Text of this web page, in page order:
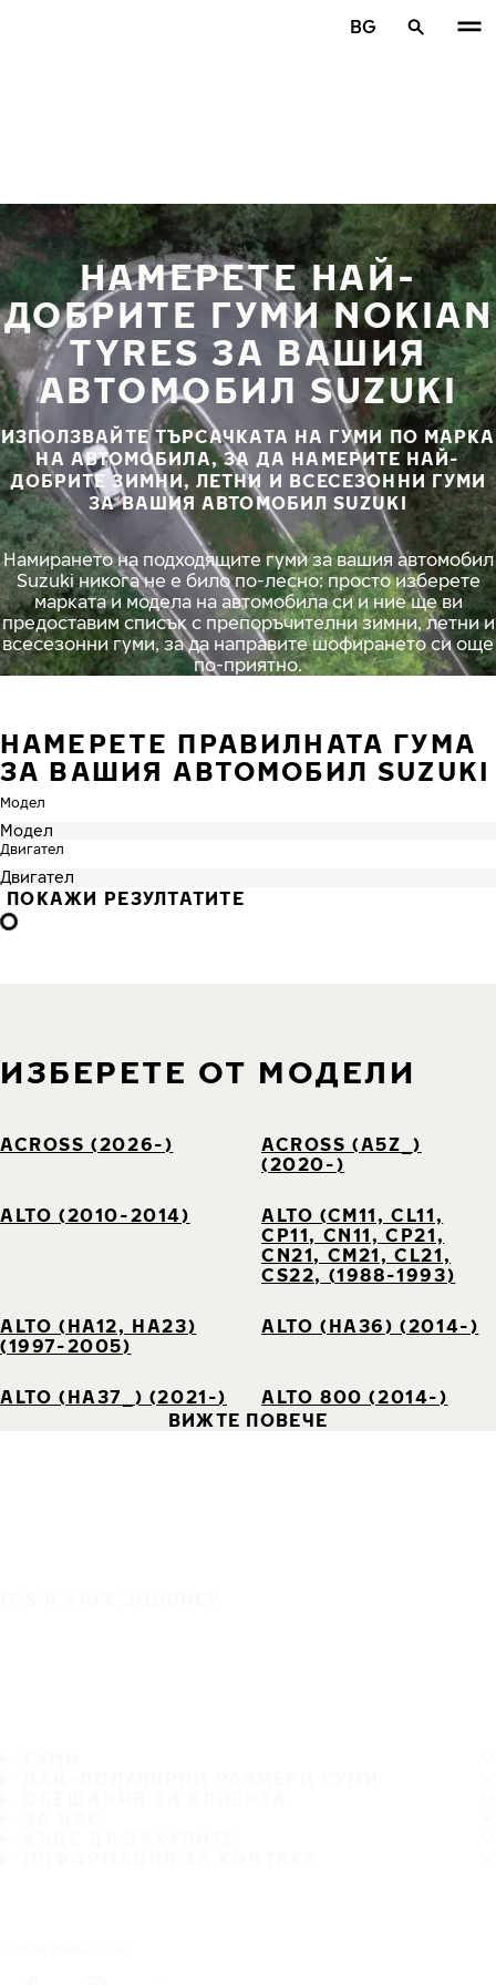
BG
НАМЕРЕТЕ НАЙ-
ДОБРИТЕ ГУМИ NOKIAN
TYRES ЗА ВАШИЯ
АВТОМОБИЛ SUZUKI
ИЗПОЛЗВАЙТЕ ТЪРСАЧКАТА НА ГУМИ ПО МАРКА
НА АВТОМОБИЛА, ЗА ДА НАМЕРИТЕ НАЙ-
ДОБРИТЕ ЗИМНИ, ЛЕТНИ И ВСЕСЕЗОННИ ГУМИ
ЗА ВАШИЯ АВТОМОБИЛ SUZUKI
Намирането на подходящите гуми за вашия автомобил
Suzuki никога не е било по-лесно: просто изберете
марката и модела на автомобила си и ние ще ви
предоставим списък с препоръчителни зимни, летни и
всесезонни гуми, за да направите шофирането си още
по-приятно.
НАМЕРЕТЕ ПРАВИЛНАТА ГУМА
ЗА ВАШИЯ АВТОМОБИЛ SUZUKI
Модел
Двигател
ПОКАЖИ РЕЗУЛТАТИТЕ
ИЗБЕРЕТЕ ОТ МОДЕЛИ
ACROSS (2026-)
ACROSS (A5Z_)
(2020-)
ALTO (2010-2014)
ALTO (CM11, CL11,
CP11, CN11, CP21,
CN21, CM21, CL21,
CS22, (1988-1993)
ALTO (HA12, HA23)
(1997-2005)
ALTO (HA36) (2014-)
ALTO (HA37_) (2021-)
ALTO 800 (2014-)
ВИЖТЕ ПОВЕЧЕ